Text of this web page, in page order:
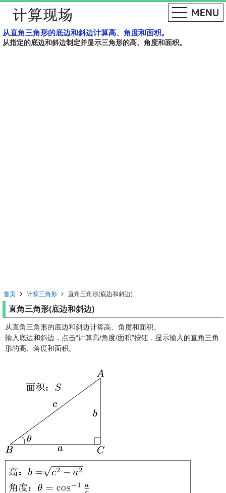
从直角三角形的底边和斜边计算高、角度和面积。
从指定的底边和斜边制定并显示三角形的高、角度和面积。
首页 计算三角形 直角三角形(底边和斜边)
直角三角形(底边和斜边)
从直角三角形的底边和斜边计算高、角度和面积。
输入底边和斜边，点击“计算高/角度/面积”按钮，显示输入的直角三角
形的高、角度和面积。